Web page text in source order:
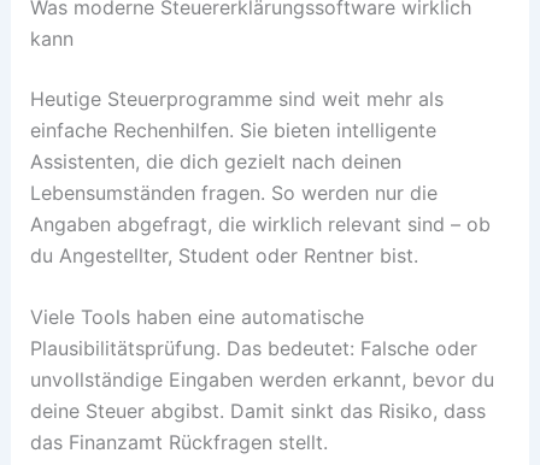
Was moderne Steuererklärungssoftware wirklich
kann
Heutige Steuerprogramme sind weit mehr als
einfache Rechenhilfen. Sie bieten intelligente
Assistenten, die dich gezielt nach deinen
Lebensumständen fragen. So werden nur die
Angaben abgefragt, die wirklich relevant sind – ob
du Angestellter, Student oder Rentner bist.
Viele Tools haben eine automatische
Plausibilitätsprüfung. Das bedeutet: Falsche oder
unvollständige Eingaben werden erkannt, bevor du
deine Steuer abgibst. Damit sinkt das Risiko, dass
das Finanzamt Rückfragen stellt.